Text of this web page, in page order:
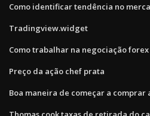
Como identificar tendência no
Tradingview.widget
Como trabalhar na negociação forex
Preço da ação chef prata
Boa maneira de começar a comprar